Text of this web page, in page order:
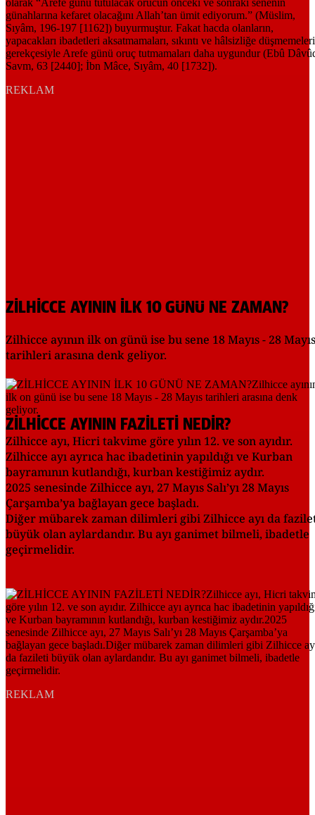
REKLAM
ZİLHİCCE AYININ İLK 10 GÜNÜ NE ZAMAN?
Zilhicce ayının ilk on günü ise bu sene 18 Mayıs - 28 Mayıs
tarihleri arasına denk geliyor.
ZİLHİCCE AYININ FAZİLETİ NEDİR?
Zilhicce ayı, Hicri takvime göre yılın 12. ve son ayıdır.
Zilhicce ayı ayrıca hac ibadetinin yapıldığı ve Kurban
bayramının kutlandığı, kurban kestiğimiz aydır.
2025 senesinde Zilhicce ayı, 27 Mayıs Salı’yı 28 Mayıs
Çarşamba’ya bağlayan gece başladı.
Diğer mübarek zaman dilimleri gibi Zilhicce ayı da
büyük olan aylardandır. Bu ayı ganimet bilmeli, ibadetle
geçirmelidir.
REKLAM